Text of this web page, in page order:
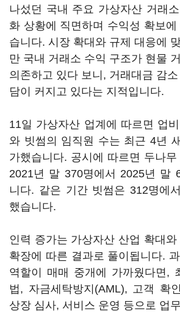
나섰던 국내 주요 가상자산 거래
화 상황에 직면하며 수익성 확보
습니다. 시장 확대와 규제 대응에
만 국내 거래소 수익 구조가 현물
의존하고 있다 보니, 거래대금 감
담이 커지고 있다는 지적입니다.
11일 가상자산 업계에 따르면 업
와 빗썸의 임직원 수는 최근 4년
가했습니다. 공시에 따르면 두나
2021년 말 370명에서 2025년 말
니다. 같은 기간 빗썸은 312명에
했습니다.
인력 증가는 가상자산 산업 확대와
확장에 따른 결과로 풀이됩니다.
역할이 매매 중개에 가까웠다면,
법, 자금세탁방지(AML), 고객 확
상장 심사, 서비스 운영 등으로 업